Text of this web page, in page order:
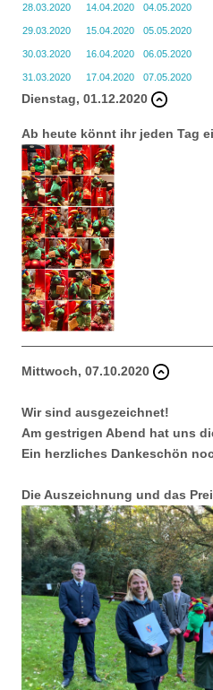
28.03.2020 14.04.2020 04.05.2020
29.03.2020 15.04.2020 05.05.2020
30.03.2020 16.04.2020 06.05.2020
31.03.2020 17.04.2020 07.05.2020
Dienstag, 01.12.2020
Ab heute könnt ihr jeden Tag
Mittwoch, 07.10.2020
Wir sind ausgezeichnet!
Am gestrigen Abend hat uns
Ein herzliches Dankeschön
Die Auszeichnung und das